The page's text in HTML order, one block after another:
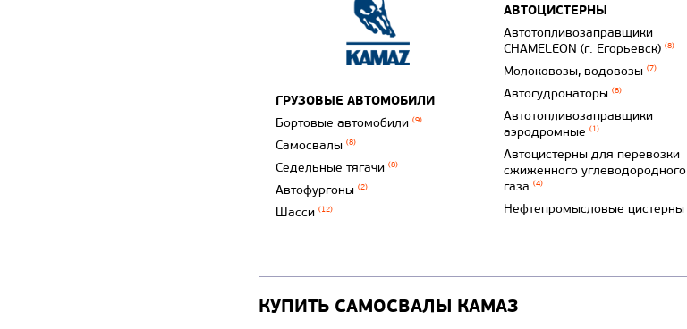
ГРУЗОВЫЕ АВТОМОБИЛИ
Бортовые автомобили (9)
Самосвалы (8)
Седельные тягачи (8)
Автофургоны (2)
Шасси (12)
АВТОЦИСТЕРНЫ
Автотопливозаправщики
CHAMELEON (г. Егорьевск) (8)
Молоковозы, водовозы (7)
Автогудронаторы (8)
Автотопливозаправщики
аэродромные (1)
Автоцистерны для перевозки
сжиженного углеводородного
газа (4)
Нефтепромысловые цистерны
КУПИТЬ САМОСВАЛЫ КАМАЗ